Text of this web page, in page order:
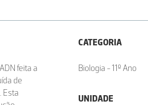
feita a
de
Esta
CATEGORIA
Biologia - 11º Ano
UNIDADE